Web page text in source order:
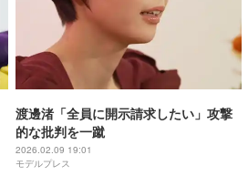
渡邊渚「全員に開示請求したい」攻撃
的な批判を一蹴
2026.02.09 19:01
モデルプレス